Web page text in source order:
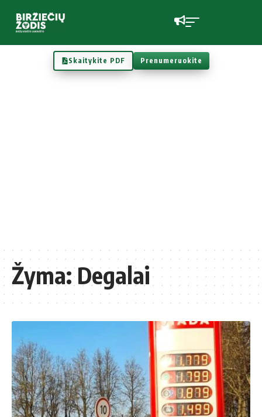
Skaitykite PDF Prenumeruokite
Žyma:Degalai